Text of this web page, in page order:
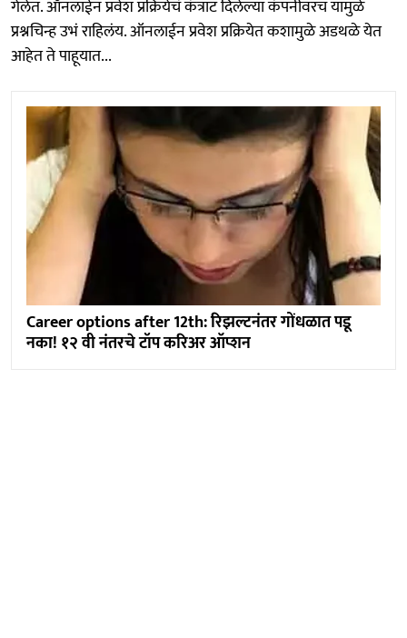
गेलेत. ऑनलाईन प्रवेश प्रक्रियेचं कंत्राट दिलेल्या कंपनीवरच यामुळे
प्रश्नचिन्ह उभं राहिलंय. ऑनलाईन प्रवेश प्रक्रियेत कशामुळे अडथळे येत
आहेत ते पाहूयात...
Career options after 12th: रिझल्टनंतर गोंधळात पडू
नका! १२ वी नंतरचे टॉप करिअर ऑप्शन